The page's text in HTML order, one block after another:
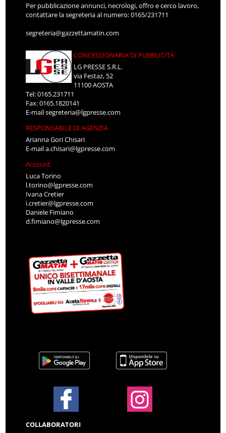
Per pubblicazione annunci, necrologi, offro e cerco lavoro,
contattare la segreteria al numero: 0165/231711
segreteria@gazzettamatin.com
CONCESSIONARIA DI PUBBLICITÀ
LG PRESSE S.R.L.
via Festaz, 52
11100 AOSTA
Tel: 0165.231711
Fax: 0165.1820141
E-mailsegreteria@lgpresse.com
RESPONSABILE DI AGENZIA
Arianna Gori Chisari
E-maila.chisari@lgpresse.com
Account
Luca Torino
l.torino@lgpresse.com
Ivana Cretier
i.cretier@lgpresse.com
Daniele Fimiano
d.fimiano@lgpresse.com
COLLABORATORI